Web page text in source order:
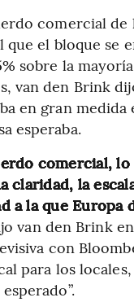
comercial de
que el bloque se
sobre la
van den Brink
en gran
esperaba.
comercial,
claridad, la
a la que Europa
van den Brink
con
para los